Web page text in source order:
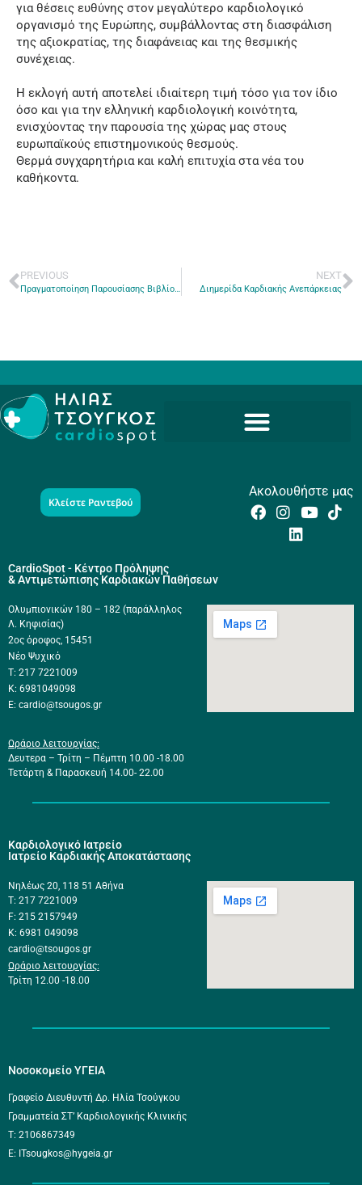
για θέσεις ευθύνης στον μεγαλύτερο καρδιολογικό
οργανισμό της Ευρώπης, συμβάλλοντας στη διασφάλιση
της αξιοκρατίας, της διαφάνειας και της θεσμικής
συνέχειας.
Η εκλογή αυτή αποτελεί ιδιαίτερη τιμή τόσο για τον ίδιο
όσο και για την ελληνική καρδιολογική κοινότητα,
ενισχύοντας την παρουσία της χώρας μας στους
ευρωπαϊκούς επιστημονικούς θεσμούς.
Θερμά συγχαρητήρια και καλή επιτυχία στα νέα του
καθήκοντα.
PREVIOUS
Πραγματοποίηση Παρουσίασης Βιβλίου: «Μπαμπά, να γίνω γιατρός;» του Δρ. Ηλία Τσούγκου στο ΥΓΕΙΑ
NEXT
Διημερίδα Καρδιακής Ανεπάρκειας
Κλείστε Ραντεβού
Ακολουθήστε μας
CardioSpot - Κέντρο Πρόληψης
& Αντιμετώπισης Καρδιακών Παθήσεων
Ολυμπιονικών 180 – 182 (παράλληλος
Λ. Κηφισίας)
2ος όροφος, 15451
Νέο Ψυχικό
Τ: 217 7221009
Κ: 6981049098
E: cardio@tsougos.gr
Ωράριο λειτουργίας:
Δευτερα – Τρίτη – Πέμπτη 10.00 -18.00
Τετάρτη & Παρασκευή 14.00- 22.00
Καρδιολογικό Ιατρείο
Ιατρείο Καρδιακής Αποκατάστασης
Νηλέως 20, 118 51 Αθήνα
Τ: 217 7221009
F: 215 2157949
K: 6981 049098
cardio@tsougos.gr
Ωράριο λειτουργίας:
Τρίτη 12.00 -18.00
Νοσοκομείο ΥΓΕΙΑ
Γραφείο Διευθυντή Δρ. Ηλία Τσούγκου
Γραμματεία ΣΤ’ Καρδιολογικής Κλινικής
Τ: 2106867349
E: ITsougkos@hygeia.gr